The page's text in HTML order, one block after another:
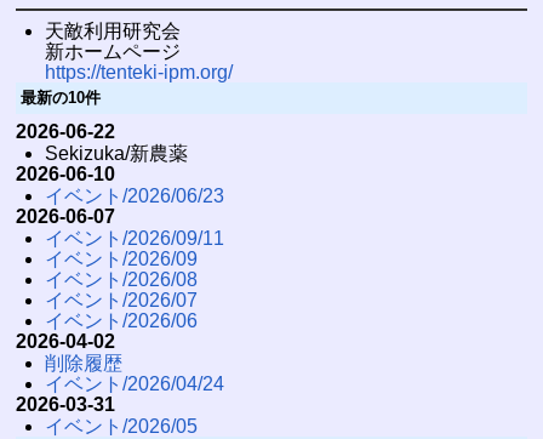
天敵利用研究会
新ホームページ
https://tenteki-ipm.org/
最新の10件
2026-06-22
Sekizuka/新農薬
2026-06-10
イベント/2026/06/23
2026-06-07
イベント/2026/09/11
イベント/2026/09
イベント/2026/08
イベント/2026/07
イベント/2026/06
2026-04-02
削除履歴
イベント/2026/04/24
2026-03-31
イベント/2026/05